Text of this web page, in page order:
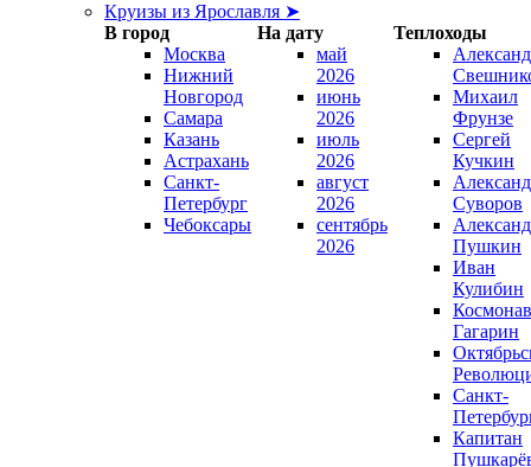
Круизы из Ярославля ➤
В город
На дату
Теплоходы
Москва
Нижний
Новгород
Самара
Казань
Астрахань
Санкт-
Петербург
Чебоксары
май
2026
июнь
2026
июль
2026
август
2026
сентябрь
2026
Михаил
Фрунзе
Сергей
Кучкин
Суворов
Пушкин
Иван
Кулибин
Гагарин
Санкт-
Капитан